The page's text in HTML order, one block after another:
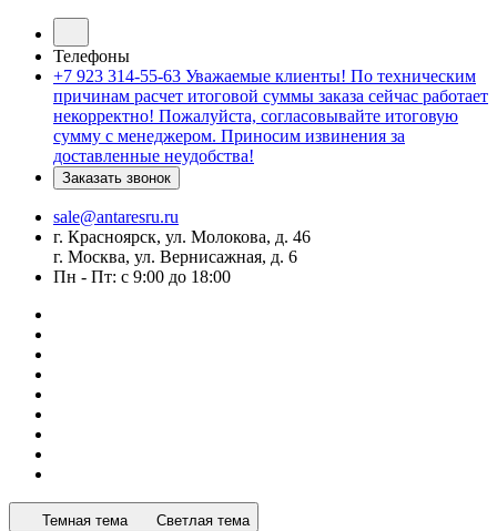
Телефоны
+7 923 314-55-63 Уважаемые клиенты! По техническим
причинам расчет итоговой суммы заказа сейчас работает
некорректно! Пожалуйста, согласовывайте итоговую
сумму с менеджером. Приносим извинения за
доставленные неудобства!
Заказать звонок
sale@antaresru.ru
г. Красноярск, ул. Молокова, д. 46
г. Москва, ул. Вернисажная, д. 6
Пн - Пт: с 9:00 до 18:00
Темная тема Светлая тема